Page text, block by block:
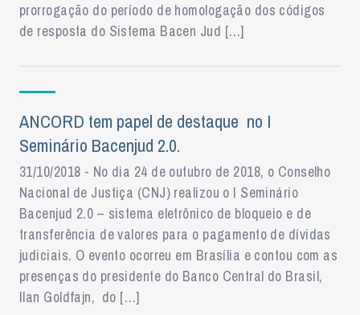
prorrogação do período de homologação dos códigos
de resposta do Sistema Bacen Jud […]
ANCORD tem papel de destaque no I
Seminário Bacenjud 2.0.
31/10/2018 - No dia 24 de outubro de 2018, o Conselho
Nacional de Justiça (CNJ) realizou o I Seminário
Bacenjud 2.0 – sistema eletrônico de bloqueio e de
transferência de valores para o pagamento de dívidas
judiciais. O evento ocorreu em Brasília e contou com as
presenças do presidente do Banco Central do Brasil,
Ilan Goldfajn, do […]